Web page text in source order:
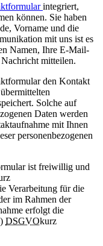
integriert,
können. Sie haben
Vorname und die
mit uns ist es
Namen, Ihre E-Mail-
mitteilen.
den Kontakt
Solche auf
Daten werden
mit Ihnen
personenbezogenen
ist freiwillig und
Verarbeitung für die
im Rahmen der
erfolgt die
DSGVOkurz